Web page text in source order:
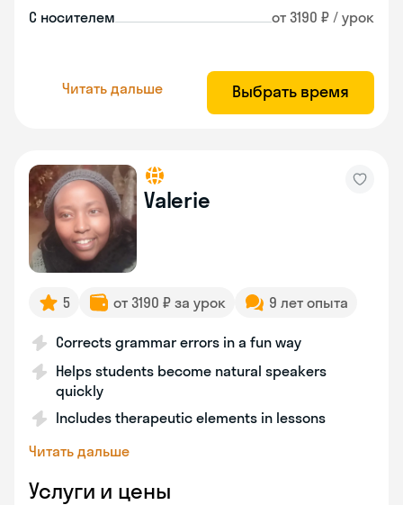
С носителем от 3190 ₽ / урок
Читать дальше Выбрать время
Valerie
5 от 3190 ₽ за урок 9 лет опыта
Corrects grammar errors in a fun way
Helps students become natural speakers
quickly
Includes therapeutic elements in lessons
Читать дальше
Услуги и цены